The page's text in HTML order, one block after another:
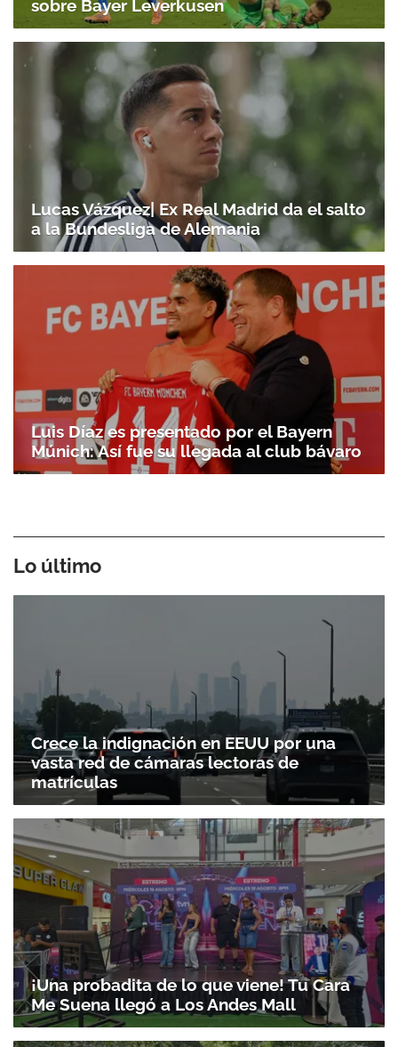
sobre Bayer Leverkusen
Lucas Vázquez| Ex Real Madrid da el salto
a la Bundesliga de Alemania
Luis Díaz es presentado por el Bayern
Múnich: Así fue su llegada al club bávaro
Lo último
Crece la indignación en EEUU por una
vasta red de cámaras lectoras de
matrículas
¡Una probadita de lo que viene! Tu Cara
Me Suena llegó a Los Andes Mall